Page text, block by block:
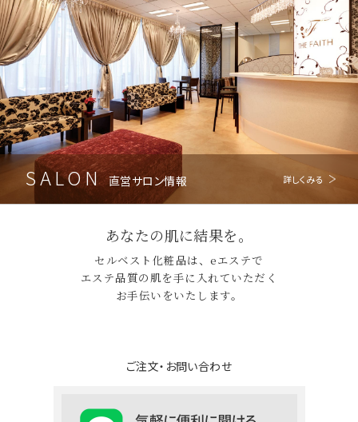
SALON 直営サロン情報 詳しくみる
あなたの肌に結果を。
セルベスト化粧品は、eエステで
エステ品質の肌を手に入れていただく
お手伝いをいたします。
ご注文・お問い合わせ